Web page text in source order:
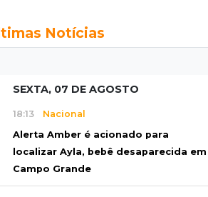
Notícias
SEXTA, 07 DE AGOSTO
18:13 Nacional
Alerta Amber é acionado para
localizar Ayla, bebê desaparecida em
Campo Grande